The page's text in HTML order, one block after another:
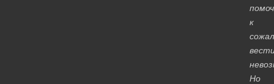
к
Но